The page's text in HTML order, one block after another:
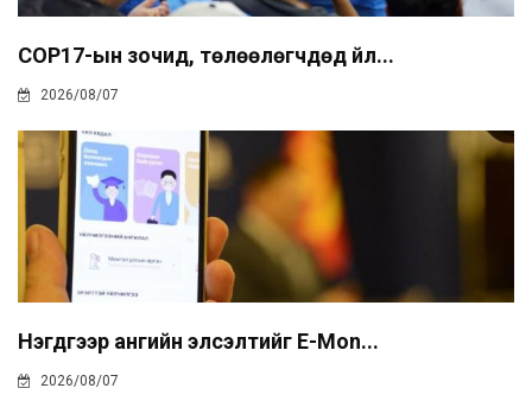
COP17-ын зочид, төлөөлөгчдөд үйл...
2026/08/07
Нэгдүгээр ангийн элсэлтийг E-Mon...
2026/08/07